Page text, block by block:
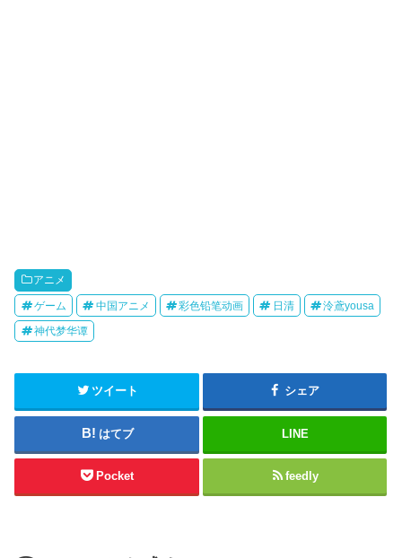
アニメ
ゲーム 中国アニメ 彩色铅笔动画 日清 泠鳶yousa
神代梦华谭
ツイート シェア
はてブ LINE
Pocket feedly